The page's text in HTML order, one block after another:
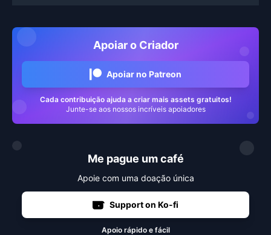
Apoiar o Criador
Apoiar no Patreon
Cada contribuição ajuda a criar mais assets gratuitos!
Junte-se aos nossos incríveis apoiadores
Me pague um café
Apoie com uma doação única
Support on Ko-fi
Apoio rápido e fácil